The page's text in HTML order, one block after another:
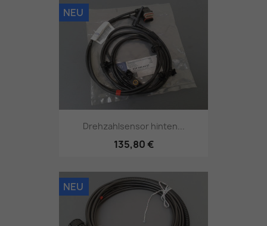
Drehzahlsensor hinten...
135,80 €
NEU
NEU